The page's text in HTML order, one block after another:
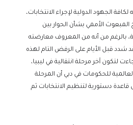
الجهود الدولية لإجراء الانتخابات،
الأممي بشأن الحوار بين
بالرغم من أنه من المعروف معارضته
قبل الأيام على الرفض التام لهذه
لتكون آخر مرحلة انتقالية في ليبيا،
للحكومات في دبي أن المرحلة
قاعدة دستورية لتنظيم الانتخابات ثم